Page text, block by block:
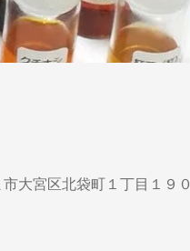
大宮区北袋町１丁目１９０